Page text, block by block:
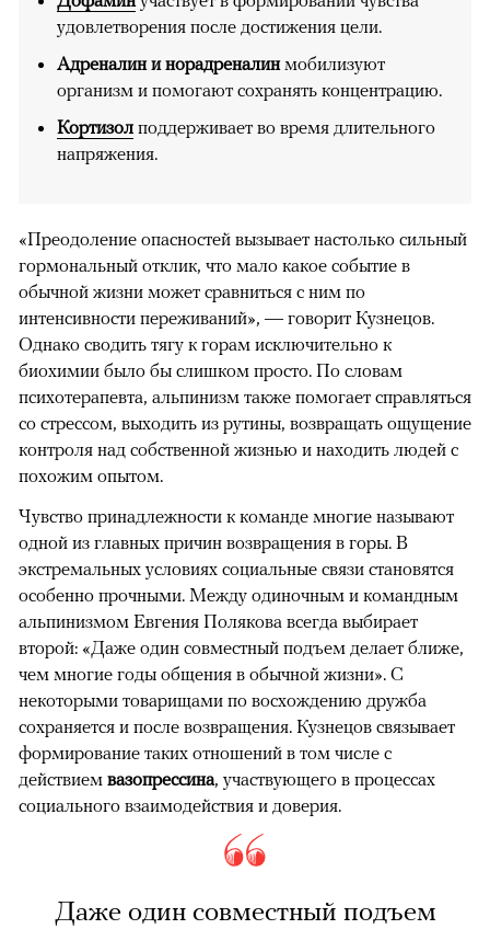
удовлетворения после достижения цели.
Адреналин и норадреналинмобилизуют
организм и помогают сохранять концентрацию.
Кортизол поддерживает во время длительного
напряжения.
«Преодоление опасностей вызывает настолько сильный
гормональный отклик, что мало какое событие в
обычной жизни может сравниться с ним по
интенсивности переживаний», — говорит Кузнецов.
Однако сводить тягу к горам исключительно к
биохимии было бы слишком просто. По словам
психотерапевта, альпинизм также помогает справляться
со стрессом, выходить из рутины, возвращать ощущение
контроля над собственной жизнью и находить людей с
похожим опытом.
Чувство принадлежности к команде многие называют
одной из главных причин возвращения в горы. В
экстремальных условиях социальные связи становятся
особенно прочными. Между одиночным и командным
альпинизмом Евгения Полякова всегда выбирает
второй: «Даже один совместный подъем делает ближе,
чем многие годы общения в обычной жизни». С
некоторыми товарищами по восхождению дружба
сохраняется и после возвращения. Кузнецов связывает
формирование таких отношений в том числе с
действием вазопрессина, участвующего в процессах
социального взаимодействия и доверия.
Даже один совместный подъем